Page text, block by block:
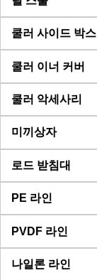
쿨러 사이드 박스
쿨러 이너 커버
쿨러 악세사리
미끼상자
로드 받침대
PE 라인
PVDF 라인
나일론 라인